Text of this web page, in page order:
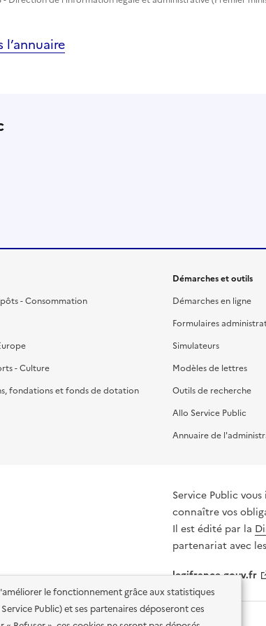
le fonctionnement grâce aux statistiques
Public) et ses partenaires déposeront ces
l’annuaire
- Consommation
- Culture
fondations et fonds de dotation
Démarches et outils
Démarches en ligne
Formulaires
Simulateurs
Modèles de lettres
Outils de recherche
Allo Service Public
Annuaire de
Service Public
connaître vos
Il est édité par la
partenariat avec
legifrance.gouv.fr